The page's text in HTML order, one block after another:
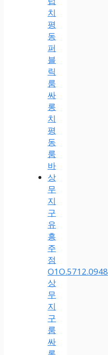
치
평
동
퍼
블
릭
룸
싸
롱
치
평
동
룸
바
상
무
지
구
유
흥
주
점
O1O.5712.0948
상
무
지
구
룸
싸